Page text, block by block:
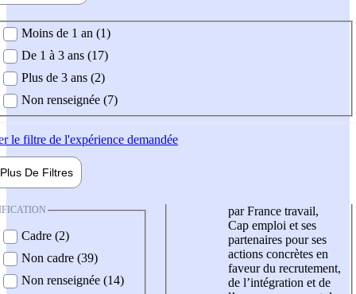
demandée
Moins de 1 an (1)
De 1 à 3 ans (17)
Plus de 3 ans (2)
Non renseignée (7)
le filtre de l'expérience demandée
Plus De Filtres
Cadre (2)
Non cadre (39)
Non renseignée (14)
par France travail,
Cap emploi et ses
partenaires pour ses
actions concrètes en
faveur du recrutement,
de l’intégration et de